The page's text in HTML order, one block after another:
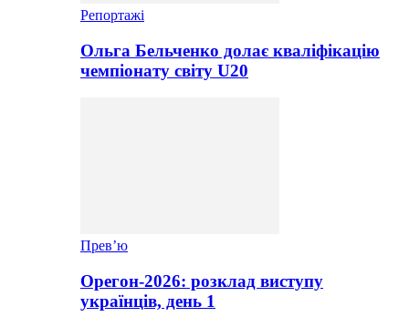
Репортажі
Ольга Бельченко долає кваліфікацію
чемпіонату світу U20
Прев’ю
Орегон-2026: розклад виступу
українців, день 1